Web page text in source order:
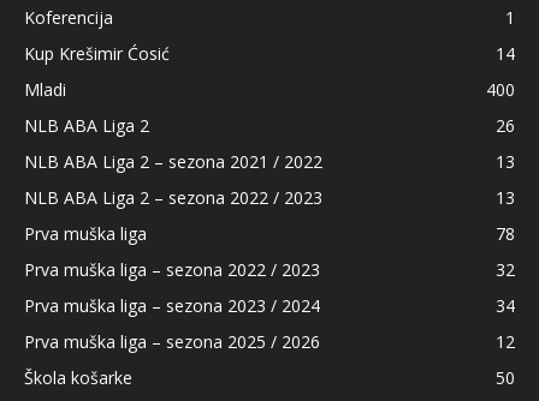
Koferencija
1
Kup Krešimir Ćosić
14
Mladi
400
NLB ABA Liga 2
26
NLB ABA Liga 2 – sezona 2021 / 2022
13
NLB ABA Liga 2 – sezona 2022 / 2023
13
Prva muška liga
78
Prva muška liga – sezona 2022 / 2023
32
Prva muška liga – sezona 2023 / 2024
34
Prva muška liga – sezona 2025 / 2026
12
Škola košarke
50